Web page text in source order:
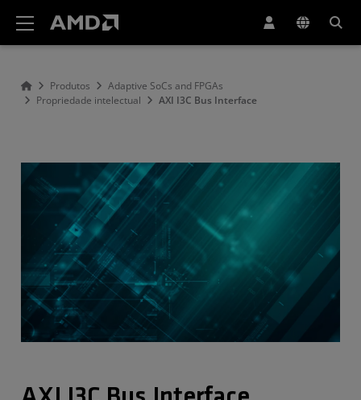
Produtos
Adaptive SoCs and FPGAs
Propriedade intelectual
AXI I3C Bus Interface